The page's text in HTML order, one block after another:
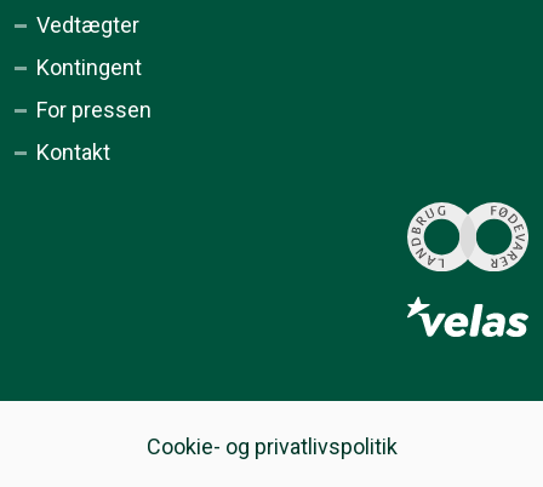
Vedtægter
Kontingent
For pressen
Kontakt
Cookie- og privatlivspolitik